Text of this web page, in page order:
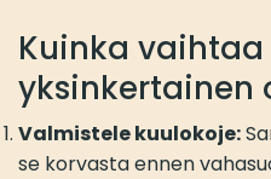
Kuinka
yksinkertainen
Valmistele kuulokoje:
se korvasta ennen